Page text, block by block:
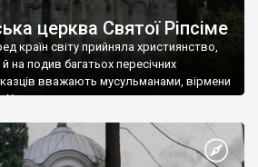
церква Святої Ріпсіме
країн світу прийняла християнство,
на подив багатьох пересічних
вважають мусульманами, вірмени
Христа